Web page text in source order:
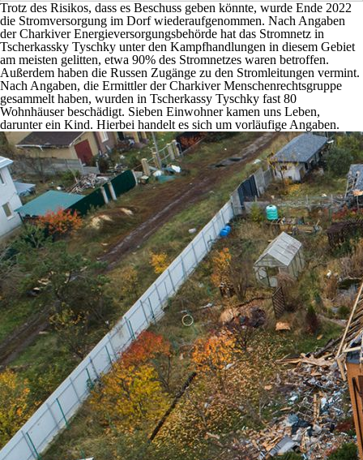
Trotz des Risikos, dass es Beschuss geben könnte, wurde Ende 2022
die Stromversorgung im Dorf wiederaufgenommen. Nach Angaben
der Charkiver Energieversorgungsbehörde hat das Stromnetz in
Tscherkassky Tyschky unter den Kampfhandlungen in diesem Gebiet
am meisten gelitten, etwa 90% des Stromnetzes waren betroffen.
Außerdem haben die Russen Zugänge zu den Stromleitungen vermint.
Nach Angaben, die Ermittler der Charkiver Menschenrechtsgruppe
gesammelt haben, wurden in Tscherkassy Tyschky fast 80
Wohnhäuser beschädigt. Sieben Einwohner kamen uns Leben,
darunter ein Kind. Hierbei handelt es sich um vorläufige Angaben.